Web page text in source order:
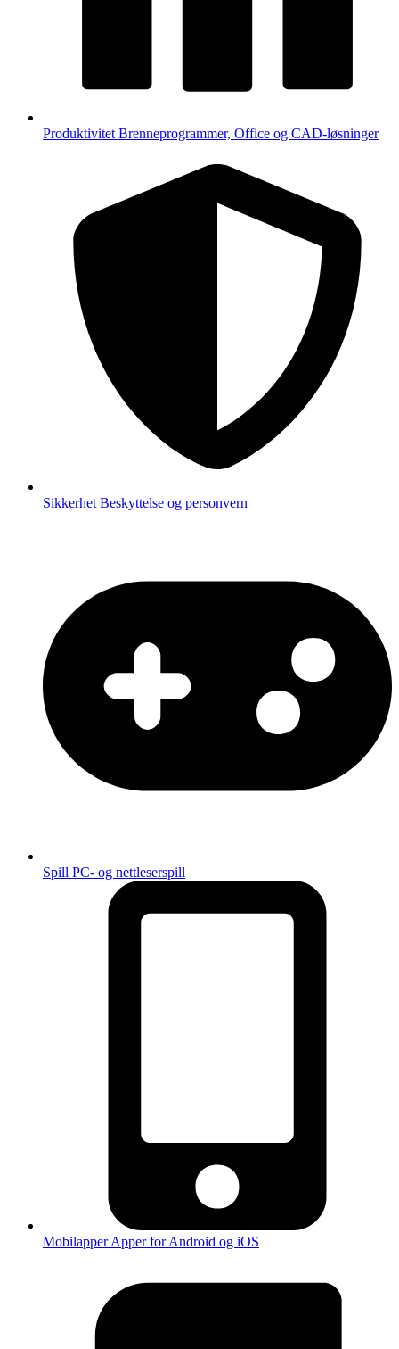
Produktivitet Brenneprogrammer, Office og CAD-løsninger
Sikkerhet Beskyttelse og personvern
Spill PC- og nettleserspill
MobilapperApper for Android og iOS